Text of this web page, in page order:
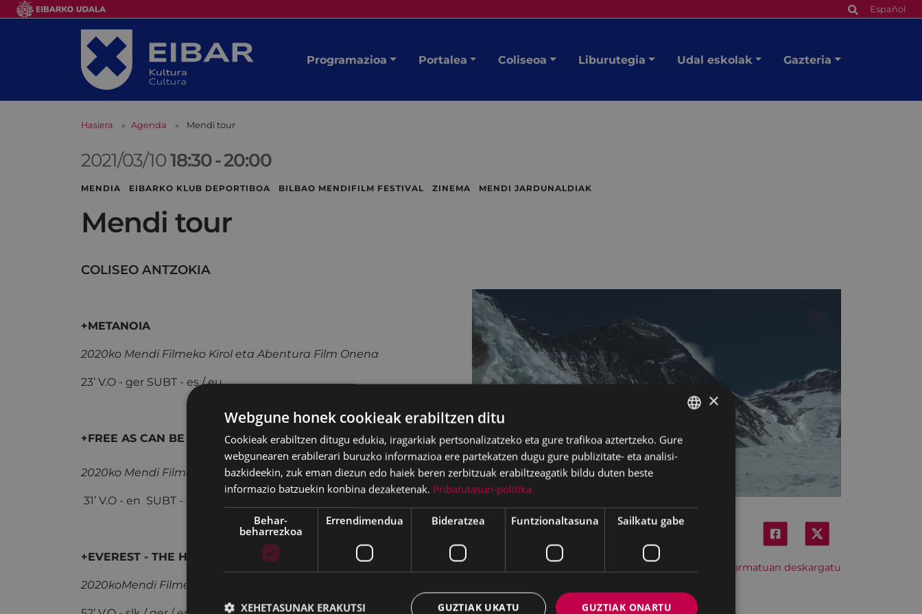
Español
Programazioa Portalea Coliseoa Liburutegia Udal eskolak Gazteria
Hasiera Agenda Mendi tour
2021/03/1018:30-20:00
MENDIA EIBARKO KLUB DEPORTIBOA BILBAO MENDIFILM FESTIVAL ZINEMA MENDI JARDUNALDIAK
Mendi tour
COLISEO ANTZOKIA
Hitzordu hau iCal formatuan deskargatu
+METANOIA
2020ko Mendi Filmeko Kirol eta Abentura Film Onena
23’ V.O - ger SUBT - es / eu
+FREE AS CAN BE
2020ko Mendi Filmeko Eskaladako Film Onena
31’ V.O - en SUBT - es / eu
+EVEREST - THE HARD WAY
2020koMendi Filmeko Ikusleen Saria
BASQUE
SPANISH
×
Webgune honek cookieak erabiltzen ditu
Cookieak erabiltzen ditugu edukia, iragarkiak pertsonalizatzeko eta gure trafikoa aztertzeko. Gure
webgunearen erabilerari buruzko informazioa ere partekatzen dugu gure publizitate- eta analisi-
bazkideekin, zuk eman diezun edo haiek beren zerbitzuak erabiltzeagatik bildu duten beste
informazio batzuekin konbina dezaketenak. Pribatutasun-politika
Behar-
beharrezkoa
Errendimendua Bideratzea Funtzionaltasuna Sailkatu gabe
GUZTIAK ONARTU
GUZTIAK UKATU
XEHETASUNAK ERAKUTSI